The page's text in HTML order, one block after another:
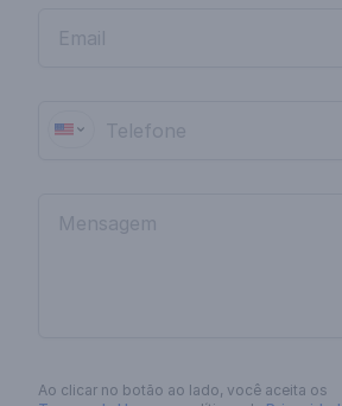
Ao clicar no botão ao lado, você aceita os